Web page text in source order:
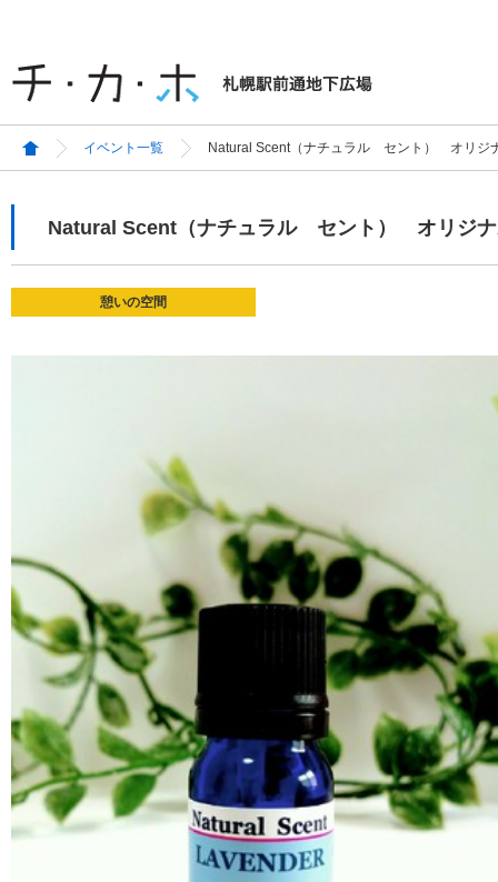
イベント一覧 Natural Scent（ナチュラル セント） オリジ
Natural Scent（ナチュラル セント） オリジナ
憩いの空間